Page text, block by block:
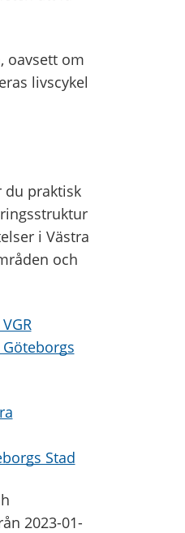
oavsett om
livscykel
praktisk
i Västra
och
Stad
2023-01-